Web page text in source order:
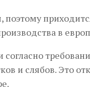
поэтому
в
и слябов. Это